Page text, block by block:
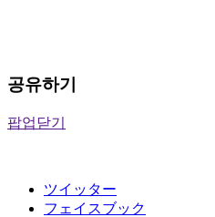
공유하기
팝업닫기
ツイッター
フェイスブック